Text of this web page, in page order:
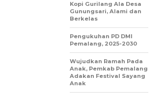
Kopi Gurilang Ala Desa
Gunungsari, Alami dan
Berkelas
Pengukuhan PD DMI
Pemalang, 2025-2030
Wujudkan Ramah Pada
Anak, Pemkab Pemalang
Adakan Festival Sayang
Anak